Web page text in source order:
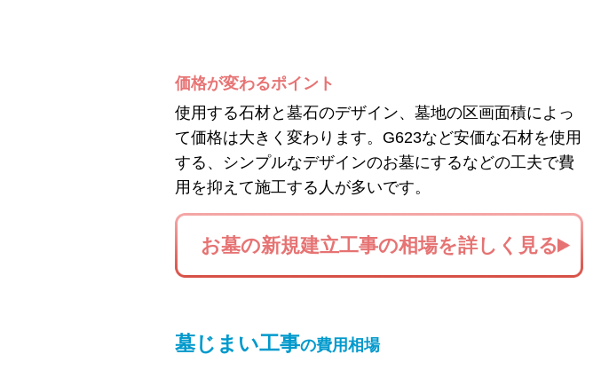
価格が変わるポイント
使用する石材と墓石のデザイン、墓地の区画面積によっ
て価格は大きく変わります。G623など安価な石材を使用
する、シンプルなデザインのお墓にするなどの工夫で費
用を抑えて施工する人が多いです。
お墓の新規建立工事の相場を詳しく見る
墓じまい工事の費用相場